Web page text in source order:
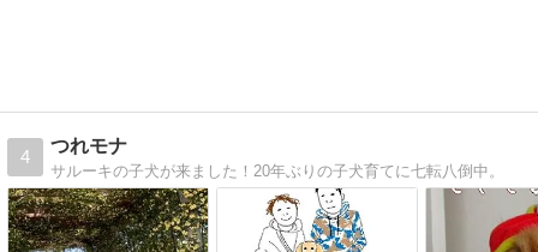
4
つれモナ
サルーキの子犬が来ました！20年ぶりの子犬育てに七転八倒中。